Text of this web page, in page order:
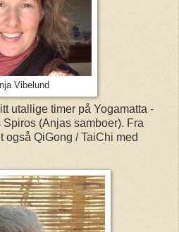
Vibelund
utallige timer på Yogamatta -
(Anjas samboer). Fra
også QiGong / TaiChi med